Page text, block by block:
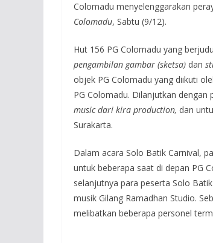
Colomadu menyelenggarakan
Colomadu, Sabtu (9/12).
Hut 156 PG Colomadu yang
pengambilan gambar (sketsa) dan
objek PG Colomadu yang diikuti
PG Colomadu. Dilanjutkan dengan
music dari kira production, dan
Surakarta.
Dalam acara Solo Batik Carnival,
untuk beberapa saat di depan PG
selanjutnya para peserta Solo
musik Gilang Ramadhan Studio.
melibatkan beberapa personel